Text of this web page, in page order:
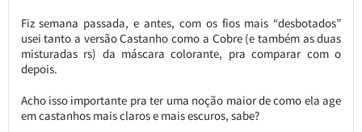
Fiz semana passada, e antes, com os fios mais “desbotados”
usei tanto a versão Castanho como a Cobre (e também as duas
misturadas rs) da máscara colorante, pra comparar com o
depois.
Acho isso importante pra ter uma noção maior de como ela age
em castanhos mais claros e mais escuros, sabe?